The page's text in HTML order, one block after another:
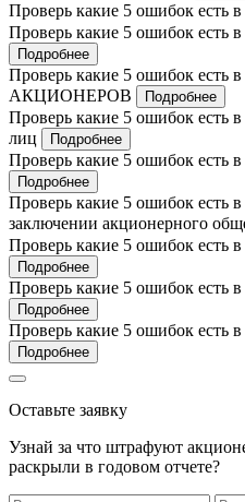
Проверь какие 5 ошибок есть
Проверь какие 5 ошибок есть
Подробнее
Проверь какие 5 ошибок есть
АКЦИОНЕРОВ
Подробнее
Проверь какие 5 ошибок есть
лиц
Подробнее
Проверь какие 5 ошибок есть
Подробнее
Проверь какие 5 ошибок есть
заключении акционерного
Проверь какие 5 ошибок есть
Подробнее
Проверь какие 5 ошибок есть
Подробнее
Проверь какие 5 ошибок есть
Подробнее
Оставьте заявку
Узнай за что штрафуют
раскрыли в годовом отчете?